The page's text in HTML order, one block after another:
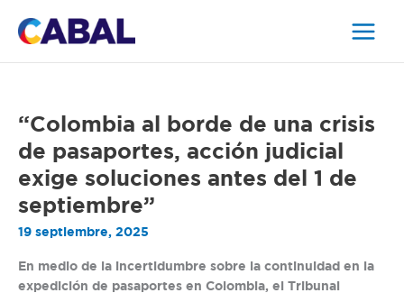
“Colombia al borde de una crisis
de pasaportes, acción judicial
exige soluciones antes del 1 de
septiembre”
19 septiembre, 2025
En medio de la incertidumbre sobre la continuidad en la
expedición de pasaportes en Colombia, el Tribunal
“Colombia
borde
de
una
pasaportes,
acción